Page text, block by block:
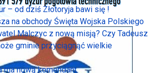
– od dziś Złotoryja bawi się !
na obchody Święta Wojska Polskiego
Malczyc z nową misją? Czy Tadeusz
gminie przyciągnąć wielkie
ma nową komendant